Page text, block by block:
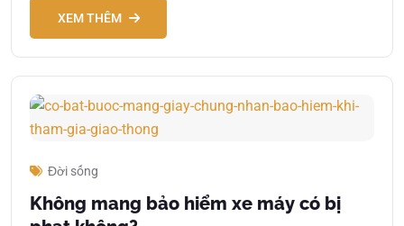
XEM THÊM
Đời sống
Không mang bảo hiểm xe máy có bị